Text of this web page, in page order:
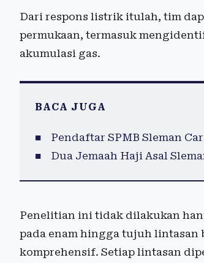
Dari respons listrik itulah, tim
permukaan, termasuk
akumulasi gas.
BACA JUGA
Pendaftar SPMB Sleman
Dua Jemaah Haji Asal
Penelitian ini tidak dilakukan
pada enam hingga tujuh lintasan
komprehensif. Setiap lintasan